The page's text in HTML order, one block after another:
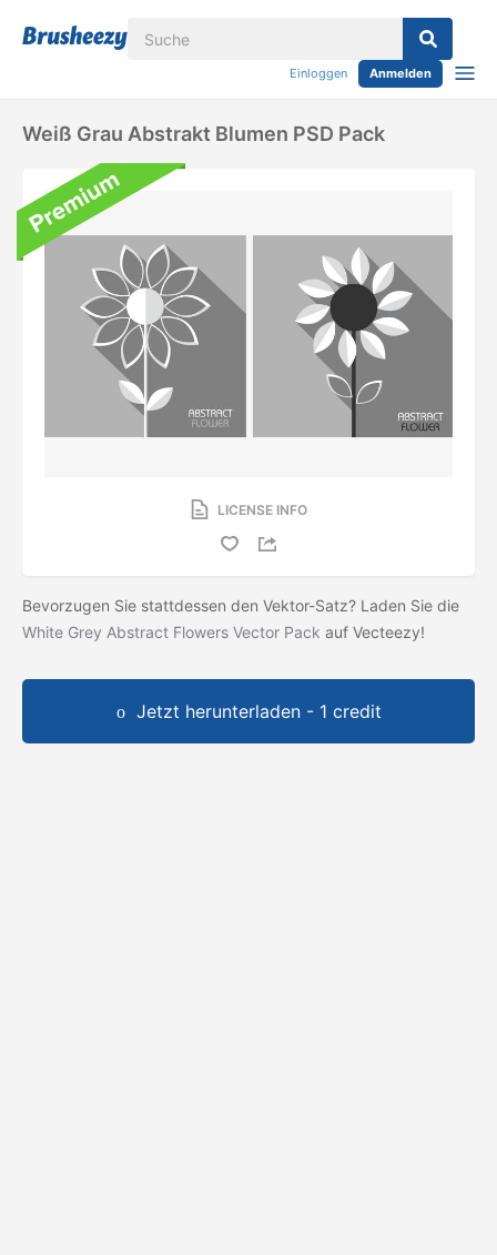
Einloggen Anmelden
Weiß Grau Abstrakt Blumen PSD Pack
LICENSE INFO
Bevorzugen Sie stattdessen den Vektor-Satz? Laden Sie die
White Grey Abstract Flowers Vector Pack auf Vecteezy!
Jetzt herunterladen - 1 credit